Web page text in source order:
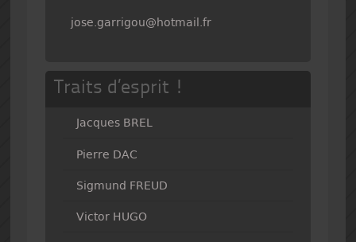
jose.garrigou@hotmail.fr
Traits d’esprit !
Jacques BREL
Pierre DAC
Sigmund FREUD
Victor HUGO